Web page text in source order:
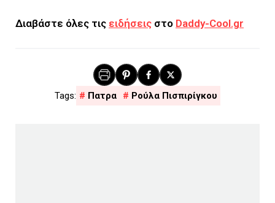
Διαβάστε όλες τις ειδήσεις στο Daddy-Cool.gr
Πατρα Ρούλα Πισπιρίγκου